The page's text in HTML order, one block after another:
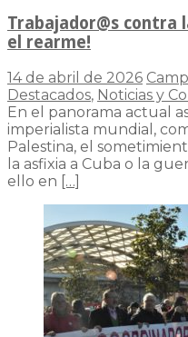
Trabajador@s contra
el rearme!
14 de abril de 2026
Destacados, Noticias y
En el panorama actual
imperialista mundial,
Palestina, el
la asfixia a Cuba o la
ello en […]